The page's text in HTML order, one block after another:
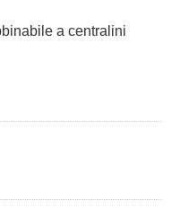
a centralini